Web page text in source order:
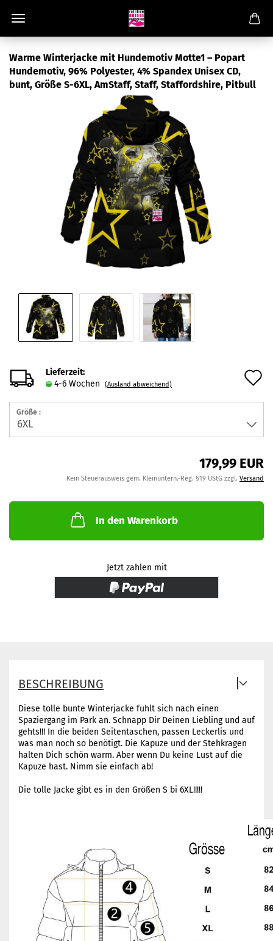
Warme Winterjacke mit Hundemotiv Motte1 – Popart
Hundemotiv, 96% Polyester, 4% Spandex Unisex CD,
bunt, Größe S-6XL, AmStaff, Staff, Staffordshire, Pitbull
Lieferzeit:
4-6 Wochen
(Ausland abweichend)
Größe :
179,99 EUR
Kein Steuerausweis gem. Kleinuntern.-Reg. §19 UStG zzgl. Versand
In den Warenkorb
Jetzt zahlen mit
BESCHREIBUNG
Diese tolle bunte Winterjacke fühlt sich nach einen
Spaziergang im Park an. Schnapp Dir Deinen Liebling und auf
gehts!!! In die beiden Seitentaschen, passen Leckerlis und
was man noch so benötigt. Die Kapuze und der Stehkragen
halten Dich schön warm. Aber wenn Du keine Lust auf die
Kapuze hast. Nimm sie einfach ab!
Die tolle Jacke gibt es in den Größen S bi 6XL!!!!!